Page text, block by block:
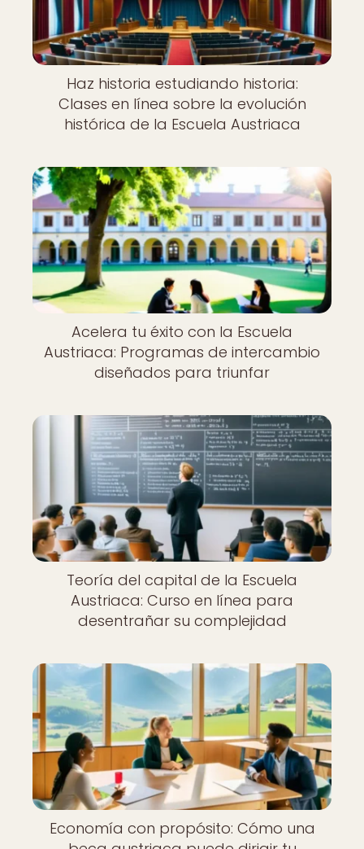
Haz historia estudiando historia:
Clases en línea sobre la evolución
histórica de la Escuela Austriaca
Acelera tu éxito con la Escuela
Austriaca: Programas de intercambio
diseñados para triunfar
Teoría del capital de la Escuela
Austriaca: Curso en línea para
desentrañar su complejidad
Economía con propósito: Cómo una